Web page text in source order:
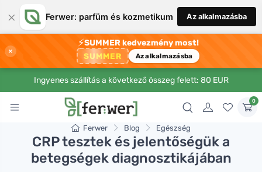
× Ferwer: parfüm és kozmetikum Az alkalmazásba
×
⚡SUMMER kedvezmény most!
SUMMER Az alkalmazásba
Ingyenes szállítás a következő összeg felett: 80 EUR
0
Ferwer Blog Egészség
CRP tesztek és jelentőségük a
betegségek diagnosztikájában